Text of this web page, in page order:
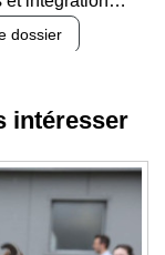
intéresser